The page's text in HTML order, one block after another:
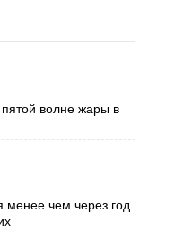
волне жары в
менее чем через год